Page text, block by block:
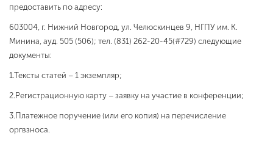
предоставить по адресу:
603004, г. Нижний Новгород, ул. Челюскинцев 9, НГПУ им. К.
Минина, ауд. 505 (506); тел. (831) 262-20-45(#729) следующие
документы:
1.Тексты статей – 1 экземпляр;
2.Регистрационную карту – заявку на участие в конференции;
3.Платежное поручение (или его копия) на перечисление
оргвзноса.